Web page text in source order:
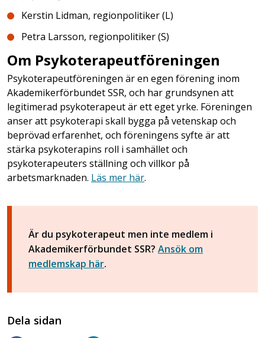
Kerstin Lidman, regionpolitiker (L)
Petra Larsson, regionpolitiker (S)
Om Psykoterapeutföreningen
Psykoterapeutföreningen är en egen förening inom
Akademikerförbundet SSR, och har grundsynen att
legitimerad psykoterapeut är ett eget yrke. Föreningen
anser att psykoterapi skall bygga på vetenskap och
beprövad erfarenhet, och föreningens syfte är att
stärka psykoterapins roll i samhället och
psykoterapeuters ställning och villkor på
arbetsmarknaden. Läs mer här.
Är du psykoterapeut men inte medlem i
Akademikerförbundet SSR? Ansök om
medlemskap här.
Dela sidan